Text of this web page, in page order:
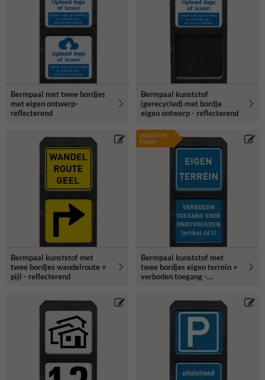
Bermpaal met twee bordjes
met eigen ontwerp-
reflecterend
Bermpaal kunststof
(gerecycled) met bordje
eigen ontwerp - reflecterend
Bermpaal kunststof met
twee bordjes wandelroute +
pijl - reflecterend
populaire
keuze
Bermpaal kunststof met
twee bordjes eigen terrein +
verboden toegang -